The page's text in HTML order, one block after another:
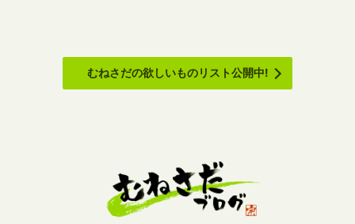
むねさだの欲しいものリスト公開中!